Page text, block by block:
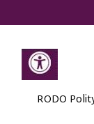
RODO